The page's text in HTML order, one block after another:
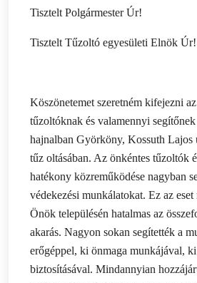
Tisztelt Polgármester Úr!
Tisztelt Tűzoltó egyesületi Elnök Úr!
Köszönetemet szeretném kifejezni
tűzoltóknak és valamennyi
hajnalban Györköny, Kossuth Lajos
tűz oltásában. Az önkéntes tűzoltók
hatékony közreműködése nagyban
védekezési munkálatokat. Ez az
Önök településén hatalmas az
akarás. Nagyon sokan segítették a
erőgéppel, ki önmaga munkájával,
biztosításával. Mindannyian